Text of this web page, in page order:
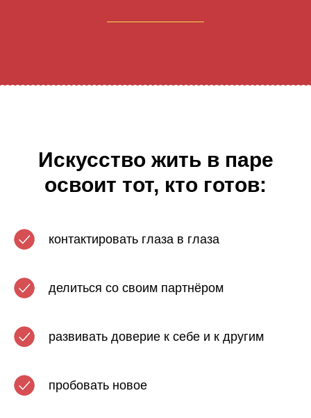
Искусство жить в паре
освоит тот, кто готов:
контактировать глаза в глаза
делиться со своим партнёром
развивать доверие к себе и к другим
пробовать новое